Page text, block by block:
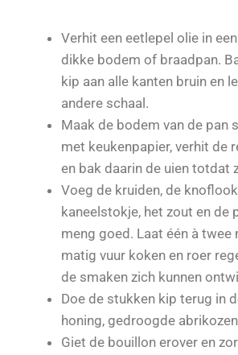
Verhit een eetlepel olie in
dikke bodem of braadpan.
kip aan alle kanten bruin en
andere schaal.
Maak de bodem van de pan
met keukenpapier, verhit de
en bak daarin de uien totdat
Voeg de kruiden, de
kaneelstokje, het zout en de
meng goed. Laat één à twee
matig vuur koken en roer
de smaken zich kunnen
Doe de stukken kip terug in
honing, gedroogde
Giet de bouillon erover en